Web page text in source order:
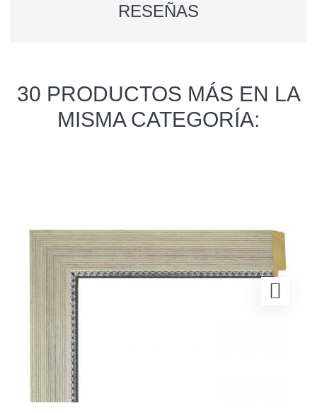
RESEÑAS
30 PRODUCTOS MÁS EN LA
MISMA CATEGORÍA: